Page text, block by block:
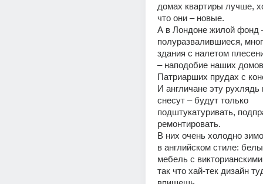
домах квартиры лучше,
что они – новые.
А в Лондоне жилой фонд
полуразвалившиеся,
здания с налетом
– наподобие наших
Патриарших прудах с
И англичане эту рухлядь
снесут – будут только
подштукатуривать,
ремонтировать.
В них очень холодно
в английском стиле:
мебель с
так что хай-тек дизайн